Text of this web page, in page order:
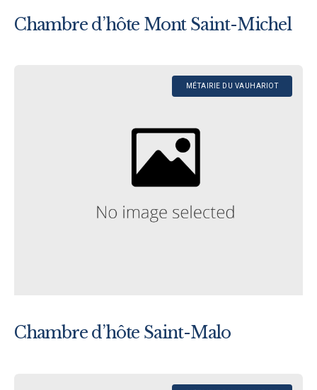
Chambre d’hôte Mont Saint-Michel
MÉTAIRIE DU VAUHARIOT
Chambre d’hôte Saint-Malo